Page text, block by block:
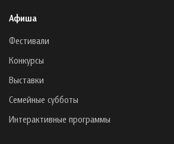
Афиша
Фестивали
Конкурсы
Выставки
Семейные субботы
Интерактивные программы